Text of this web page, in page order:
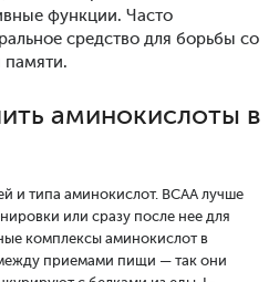
функции. Часто
средство для борьбы со
памяти.
аминокислоты в
и типа аминокислот. BCAA лучше
или сразу после нее для
комплексы аминокислот в
приемами пищи — так они